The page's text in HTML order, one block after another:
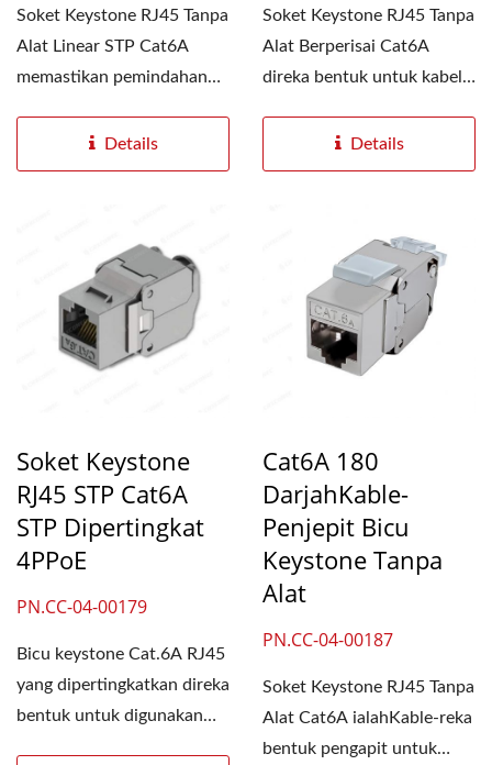
Soket Keystone RJ45 Tanpa
Alat Linear STP Cat6A
memastikan pemindahan
Details
Soket Keystone RJ45 Tanpa
Alat Berperisai Cat6A
direka bentuk untuk kabel
Details
Soket Keystone
RJ45 STP Cat6A
STP Dipertingkat
4PPoE
PN.CC-04-00179
Bicu keystone Cat.6A RJ45
yang dipertingkatkan direka
bentuk untuk digunakan
Cat6A 180
DarjahKable-
Penjepit Bicu
Keystone Tanpa
Alat
PN.CC-04-00187
Soket Keystone RJ45 Tanpa
Alat Cat6A ialahKable-reka
bentuk pengapit untuk